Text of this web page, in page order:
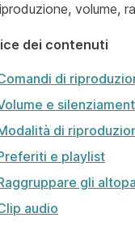
volume,
dei contenuti
di
e
di
e playlist
gli
audio